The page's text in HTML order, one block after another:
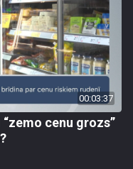
00:03:37
cenu grozs”